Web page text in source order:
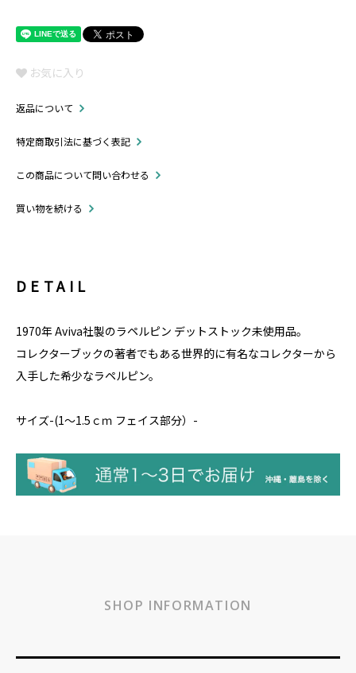
お気に入り
返品について
特定商取引法に基づく表記
この商品について問い合わせる
買い物を続ける
DETAIL
1970年 Aviva社製のラペルピン デットストック未使用品。
コレクターブックの著者でもある世界的に有名なコレクターから
入手した希少なラペルピン。
サイズ-(1～1.5ｃｍ フェイス部分）-
SHOP INFORMATION
ショッピングガイド